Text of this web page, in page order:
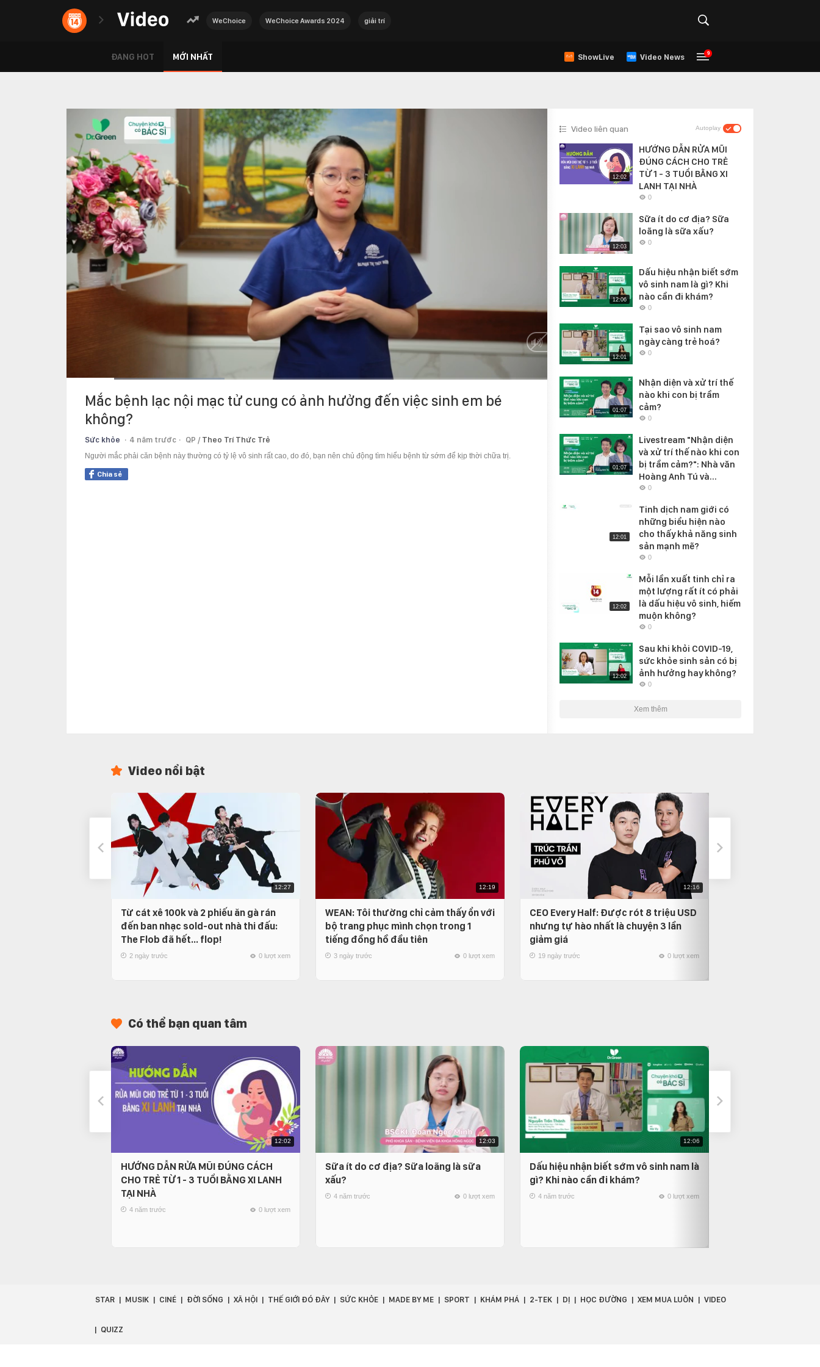
WeChoice WeChoice Awards 2024 giải trí
ĐANG HOT MỚI NHẤT ShowLive Video News 9
Time
Mắc bệnh lạc nội mạc tử cung có ảnh hưởng đến việc sinh em bé
không?
Sức khỏe 4 năm trước QP / Theo Trí Thức Trẻ
Người mắc phải căn bệnh này thường có tỷ lệ vô sinh rất cao, do đó, bạn nên chủ động tìm hiểu bệnh từ sớm để kịp thời chữa trị.
Chia sẻ
Video liên quan Autoplay
12:02
HƯỚNG DẪN RỬA MŨI
ĐÚNG CÁCH CHO TRẺ
TỪ 1 - 3 TUỔI BẰNG XI
LANH TẠI NHÀ
0
12:03
Sữa ít do cơ địa? Sữa
loãng là sữa xấu?
0
12:06
Dấu hiệu nhận biết sớm
vô sinh nam là gì? Khi
nào cần đi khám?
0
12:01
Tại sao vô sinh nam
ngày càng trẻ hoá?
0
01:07
Nhận diện và xử trí thế
nào khi con bị trầm
cảm?
0
01:07
Livestream "Nhận diện
và xử trí thế nào khi con
bị trầm cảm?": Nhà văn
Hoàng Anh Tú và...
0
12:01
Tinh dịch nam giới có
những biểu hiện nào
cho thấy khả năng sinh
sản mạnh mẽ?
0
12:02
Mỗi lần xuất tinh chỉ ra
một lượng rất ít có phải
là dấu hiệu vô sinh, hiếm
muộn không?
0
12:02
Sau khi khỏi COVID-19,
sức khỏe sinh sản có bị
ảnh hưởng hay không?
0
Xem thêm
Video nổi bật
12:27
Từ cát xê 100k và 2 phiếu ăn gà rán
đến ban nhạc sold-out nhà thi đấu:
The Flob đã hết… flop!
2 ngày trước 0 lượt xem
12:19
WEAN: Tôi thường chỉ cảm thấy ổn với
bộ trang phục mình chọn trong 1
tiếng đồng hồ đầu tiên
3 ngày trước 0 lượt xem
12:16
CEO Every Half: Được rót 8 triệu USD
nhưng tự hào nhất là chuyện 3 lần
giảm giá
19 ngày trước 0 lượt xem
Có thể bạn quan tâm
12:02
HƯỚNG DẪN RỬA MŨI ĐÚNG CÁCH
CHO TRẺ TỪ 1 - 3 TUỔI BẰNG XI LANH
TẠI NHÀ
4 năm trước 0 lượt xem
12:03
Sữa ít do cơ địa? Sữa loãng là sữa
xấu?
4 năm trước 0 lượt xem
12:06
Dấu hiệu nhận biết sớm vô sinh nam là
gì? Khi nào cần đi khám?
4 năm trước 0 lượt xem
STAR MUSIK CINÉ ĐỜI SỐNG XÃ HỘI THẾ GIỚI ĐÓ ĐÂY SỨC KHỎE MADE BY ME SPORT KHÁM PHÁ 2-TEK DỊ HỌC ĐƯỜNG XEM MUA LUÔN VIDEO
QUIZZ